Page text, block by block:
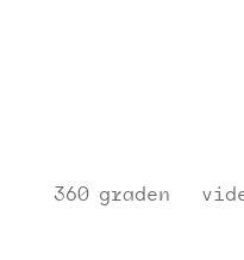
360 graden